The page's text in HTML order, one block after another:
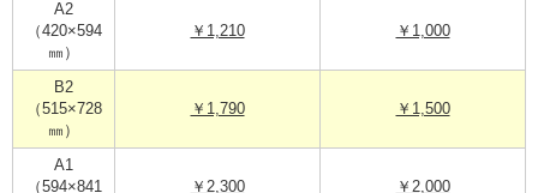
A2
（420×594
㎜）
￥1,210 ￥1,000
B2
（515×728
㎜）
￥1,790 ￥1,500
A1
（594×841
￥2,300 ￥2,000